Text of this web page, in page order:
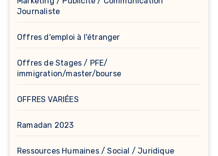
Journaliste
Offres d'emploi à l'étranger
Offres de Stages / PFE/
immigration/master/bourse
OFFRES VARIÉES
Ramadan 2023
Ressources Humaines / Social / Juridique